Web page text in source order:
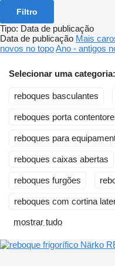
Filtro
Tipo: Data de publicação
Data de publicação Mais
novos no topoAno - antigos
Selecionar uma categoria:
reboques basculantes
reboques porta
reboques para
reboques caixas abertas
reboques furgões
reboques com cortina
mostrar tudo